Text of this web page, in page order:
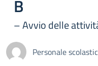
B
– Avvio delle
Personale